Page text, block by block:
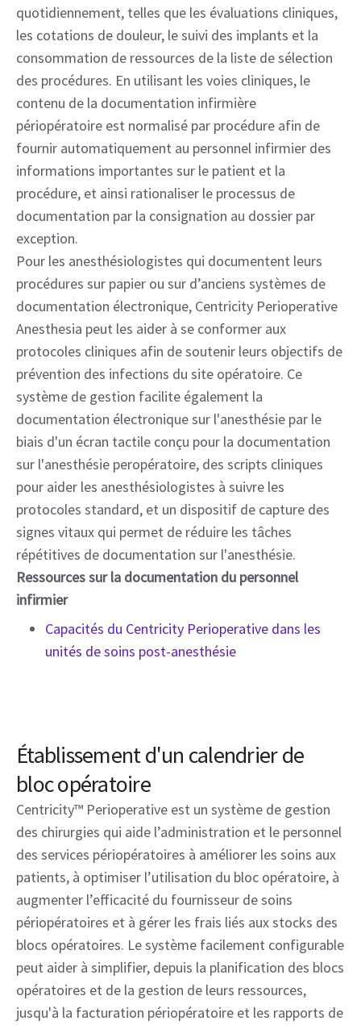
quotidiennement, telles que les évaluations cliniques,
les cotations de douleur, le suivi des implants et la
consommation de ressources de la liste de sélection
des procédures. En utilisant les voies cliniques, le
contenu de la documentation infirmière
périopératoire est normalisé par procédure afin de
fournir automatiquement au personnel infirmier des
informations importantes sur le patient et la
procédure, et ainsi rationaliser le processus de
documentation par la consignation au dossier par
exception.
Pour les anesthésiologistes qui documentent leurs
procédures sur papier ou sur d’anciens systèmes de
documentation électronique, Centricity Perioperative
Anesthesia peut les aider à se conformer aux
protocoles cliniques afin de soutenir leurs objectifs de
prévention des infections du site opératoire. Ce
système de gestion facilite également la
documentation électronique sur l'anesthésie par le
biais d'un écran tactile conçu pour la documentation
sur l'anesthésie peropératoire, des scripts cliniques
pour aider les anesthésiologistes à suivre les
protocoles standard, et un dispositif de capture des
signes vitaux qui permet de réduire les tâches
répétitives de documentation sur l'anesthésie.
Ressources sur la documentation du personnel
infirmier
Capacités du Centricity Perioperative dans les
unités de soins post-anesthésie
Établissement d'un calendrier de
bloc opératoire
Centricity™ Perioperative est un système de gestion
des chirurgies qui aide l’administration et le personnel
des services périopératoires à améliorer les soins aux
patients, à optimiser l’utilisation du bloc opératoire, à
augmenter l’efficacité du fournisseur de soins
périopératoires et à gérer les frais liés aux stocks des
blocs opératoires. Le système facilement configurable
peut aider à simplifier, depuis la planification des blocs
opératoires et de la gestion de leurs ressources,
jusqu'à la facturation périopératoire et les rapports de